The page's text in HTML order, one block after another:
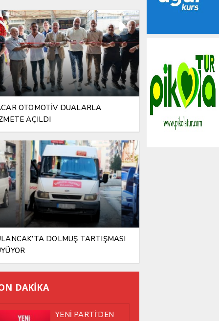
OTOMOTİV DUALARLA
AÇILDI
DOLMUŞ TARTIŞMASI
DAKİKA
YENİ PARTİ’DEN